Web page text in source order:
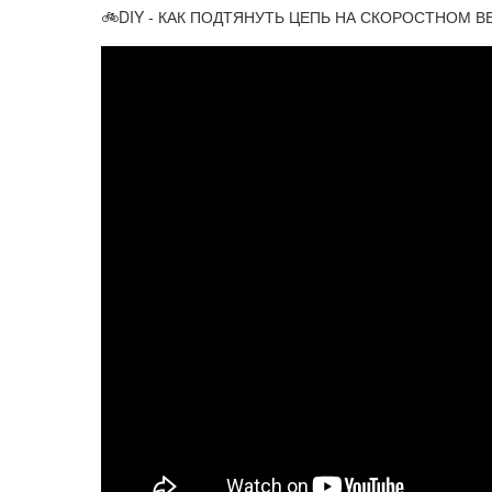
🚲DIY - КАК ПОДТЯНУТЬ ЦЕПЬ НА СКОРОСТНОМ